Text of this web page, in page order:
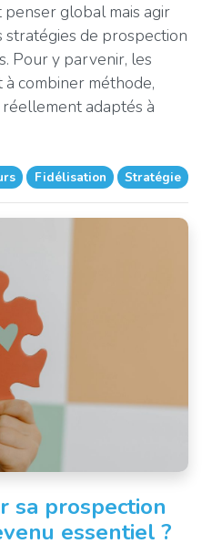
global mais agir
stratégies de prospection
Pour y parvenir, les
combiner méthode,
adaptés à
Fidélisation Stratégie
sa prospection
essentiel ?